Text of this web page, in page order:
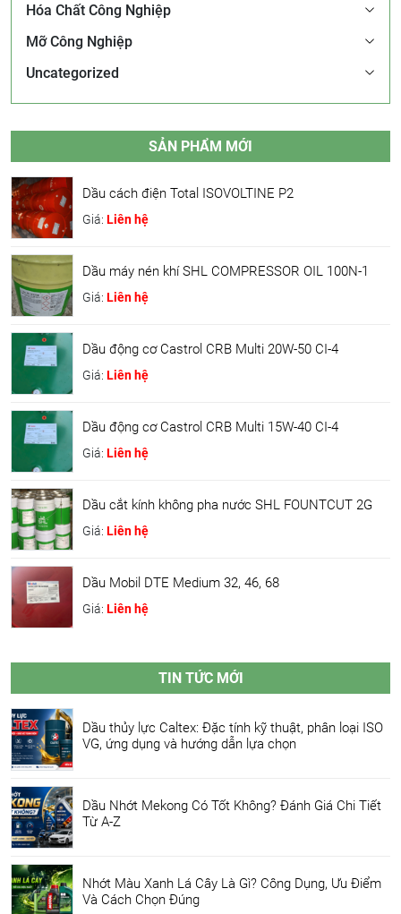
Hóa Chất Công Nghiệp
Mỡ Công Nghiệp
Uncategorized
SẢN PHẨM MỚI
Dầu cách điện Total ISOVOLTINE P2
Giá: Liên hệ
Dầu máy nén khí SHL COMPRESSOR OIL 100N-1
Giá: Liên hệ
Dầu động cơ Castrol CRB Multi 20W-50 CI-4
Giá: Liên hệ
Dầu động cơ Castrol CRB Multi 15W-40 CI-4
Giá: Liên hệ
Dầu cắt kính không pha nước SHL FOUNTCUT 2G
Giá: Liên hệ
Dầu Mobil DTE Medium 32, 46, 68
Giá: Liên hệ
TIN TỨC MỚI
Dầu thủy lực Caltex: Đặc tính kỹ thuật, phân loại ISO
VG, ứng dụng và hướng dẫn lựa chọn
Dầu Nhớt Mekong Có Tốt Không? Đánh Giá Chi Tiết
Từ A-Z
Nhớt Màu Xanh Lá Cây Là Gì? Công Dụng, Ưu Điểm
Và Cách Chọn Đúng